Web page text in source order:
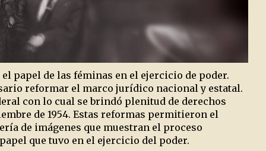
papel de las féminas en el ejercicio de poder.
reformar el marco jurídico nacional y estatal.
con lo cual se brindó plenitud de derechos
de 1954. Estas reformas permitieron el
de imágenes que muestran el proceso
que tuvo en el ejercicio del poder.